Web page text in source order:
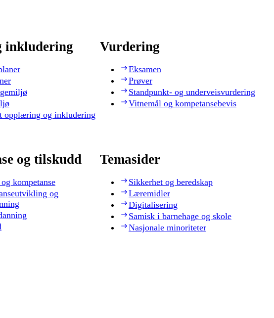
inkludering
opplæring og inkludering
Vurdering
Eksamen
Prøver
Standpunkt- og underveisvurdering
Vitnemål og kompetansebevis
og tilskudd
kompetanse
og
Temasider
Sikkerhet og beredskap
Læremidler
Digitalisering
Samisk i barnehage og skole
Nasjonale minoriteter